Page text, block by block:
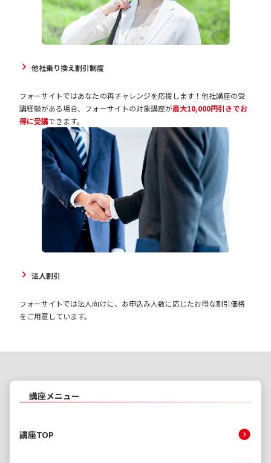
他社乗り換え割引制度
フォーサイトではあなたの再チャレンジを応援します！他社講座の受
講経験がある場合、フォーサイトの対象講座が最大10,000円引きでお
得に受講できます。
法人割引
フォーサイトでは法人向けに、お申込み人数に応じたお得な割引価格
をご用意しています。
講座メニュー
講座TOP